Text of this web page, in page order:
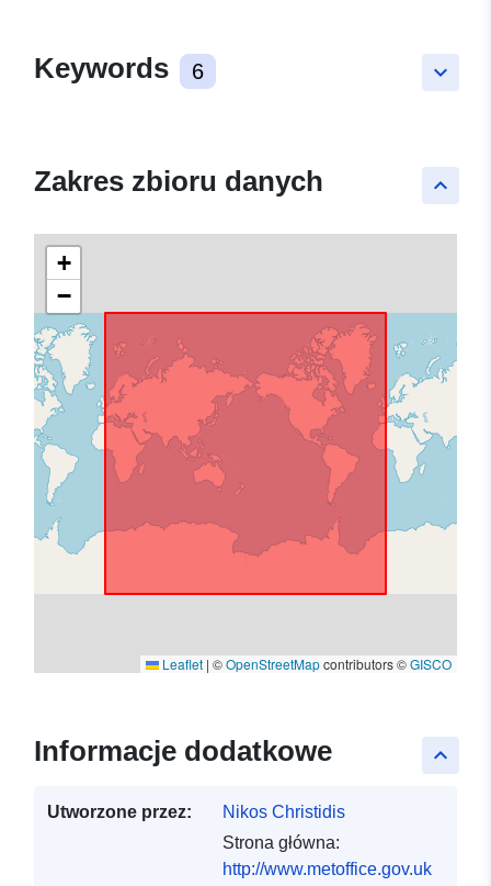
keyboard_arrow_down
Keywords 6
keyboard_arrow_up
Zakres zbioru danych
+
−
Leaflet | ©OpenStreetMapcontributors ©GISCO
keyboard_arrow_up
Informacje dodatkowe
Utworzone przez:
Nikos Christidis
Strona główna:
http://www.metoffice.gov.uk